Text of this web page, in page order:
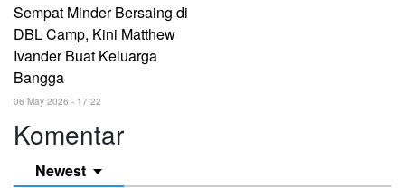
Sempat Minder Bersaing di
DBL Camp, Kini Matthew
Ivander Buat Keluarga
Bangga
06 May 2026 - 17:22
Komentar
Newest